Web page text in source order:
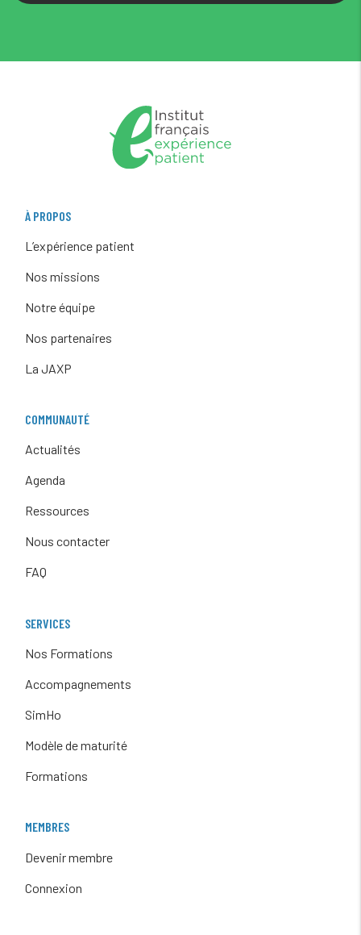
À PROPOS
L’expérience patient
Nos missions
Notre équipe
Nos partenaires
La JAXP
COMMUNAUTÉ
Actualités
Agenda
Ressources
Nous contacter
FAQ
SERVICES
Nos Formations
Accompagnements
SimHo
Modèle de maturité
Formations
MEMBRES
Devenir membre
Connexion